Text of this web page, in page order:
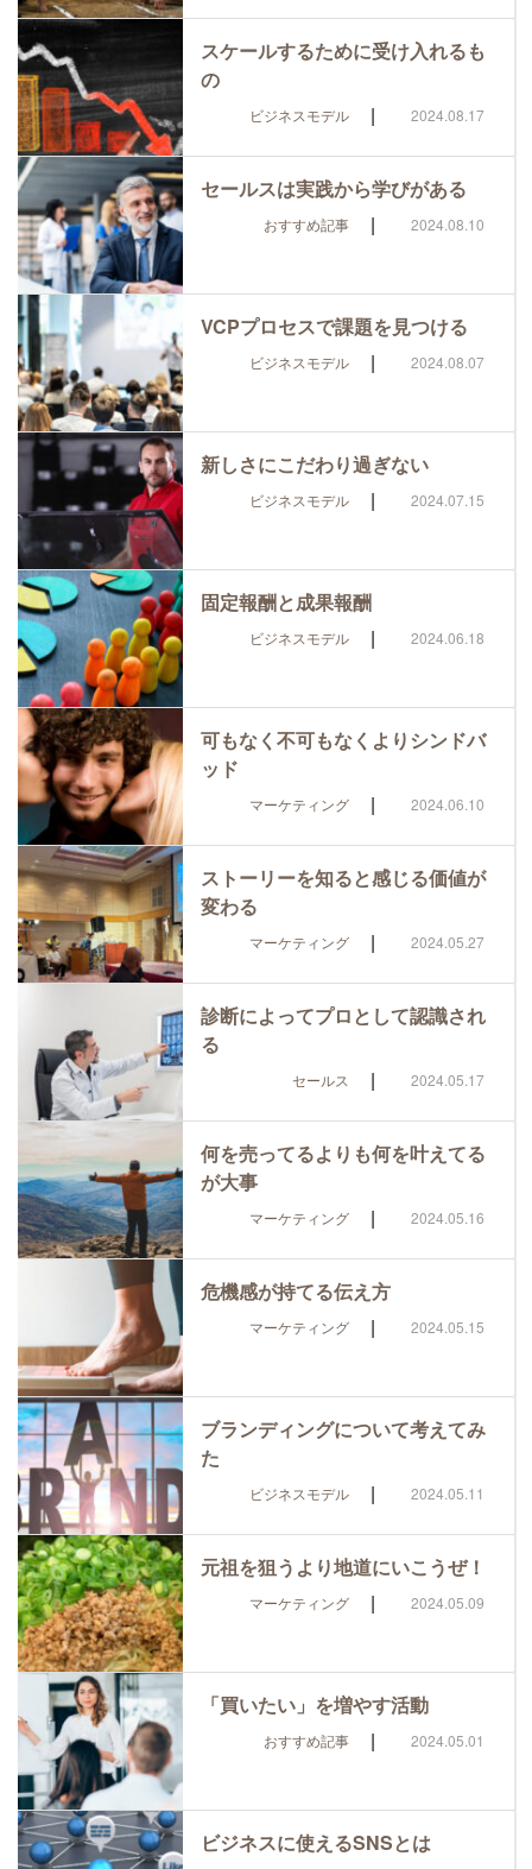
スケールするために受け入れるも
の
ビジネスモデル | 2024.08.17
セールスは実践から学びがある
おすすめ記事 | 2024.08.10
VCPプロセスで課題を見つける
ビジネスモデル | 2024.08.07
新しさにこだわり過ぎない
ビジネスモデル | 2024.07.15
固定報酬と成果報酬
ビジネスモデル | 2024.06.18
可もなく不可もなくよりシンドバ
ッド
マーケティング | 2024.06.10
ストーリーを知ると感じる価値が
変わる
マーケティング | 2024.05.27
診断によってプロとして認識され
る
セールス | 2024.05.17
何を売ってるよりも何を叶えてる
が大事
マーケティング | 2024.05.16
危機感が持てる伝え方
マーケティング | 2024.05.15
ブランディングについて考えてみ
た
ビジネスモデル | 2024.05.11
元祖を狙うより地道にいこうぜ！
マーケティング | 2024.05.09
「買いたい」を増やす活動
おすすめ記事 | 2024.05.01
ビジネスに使えるSNSとは